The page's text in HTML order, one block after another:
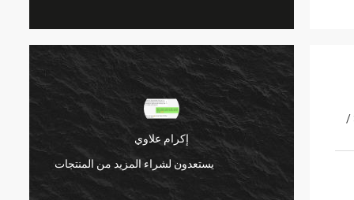
إكرام علاوي
يستعدون لشراء المزيد من المنتجات
300 سلسلة ، 400 سلسلة ، 200 سلسلة ، 321 /